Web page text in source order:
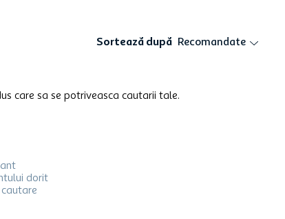
Sortează după Recomandate
care sa se potriveasca cautarii tale.
dorit